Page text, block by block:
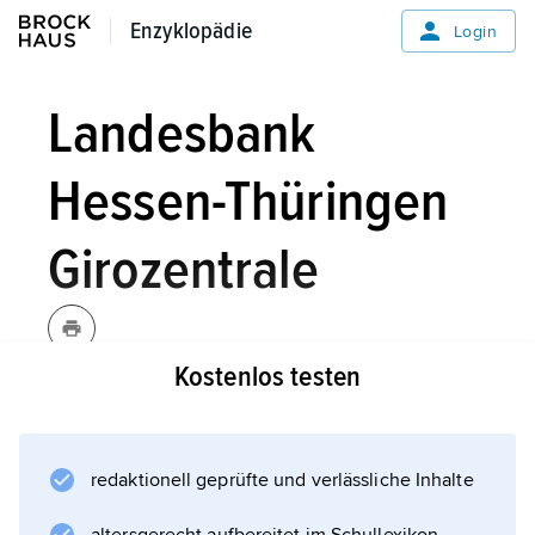
Enzyklopädie
Enzyklopädie Login
Landesbank
Hessen-Thüringen
Girozentrale
Landesbank Hessen-Thüringen
KurzbezeichnungHelaba,
öffentlich-rechtliches Kreditinstitut, Sitz:
Kostenlos testen
redaktionell geprüfte und verlässliche Inhalte